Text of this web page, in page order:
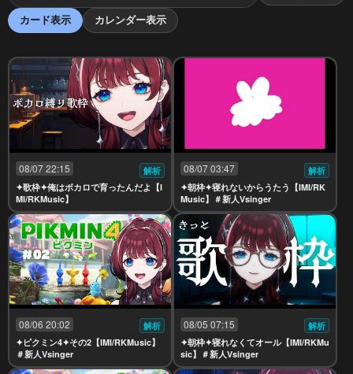
カード表示 カレンダー表示
08/07 22:15
解析
✦歌枠✦俺はボカロで育ったんだよ【I
MI/RKMusic】
08/07 03:47
解析
✦朝枠✦寝れないからうたう【IMI/RK
Music】＃新人Vsinger
08/06 20:02
解析
✦ピクミン4✦その2【IMI/RKMusic】
＃新人Vsinger
08/05 07:15
解析
✦朝枠✦寝れなくてオール【IMI/RKMu
sic】＃新人Vsinger